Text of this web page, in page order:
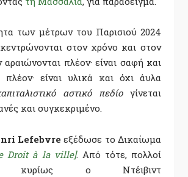
των μέτρων του Παρισιού 2024
στον χρόνο και στον
πλέον· είναι σαφή και
είναι υλικά και όχι άυλα
αστικό πεδίογίνεται
και συγκεκριμένο.
Lefebvre εξέδωσε το Δικαίωμα
Droit à la ville]. Από τότε, πολλοί
κυρίως ο Ντέιβιντ